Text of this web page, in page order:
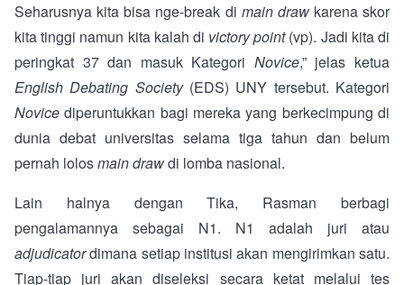
Seharusnya kita bisa nge-break di main drawkarena skor
kita tinggi namun kita kalah di victory point(vp). Jadi kita di
peringkat 37 dan masuk Kategori Novice,” jelas ketua
English Debating Society(EDS) UNY tersebut. Kategori
Novicediperuntukkan bagi mereka yang berkecimpung di
dunia debat universitas selama tiga tahun dan belum
pernah lolosmain drawdi lomba nasional.
Lain halnya dengan Tika, Rasman berbagi
pengalamannya sebagai N1. N1 adalah juri atau
adjudicatordimana setiap institusi akan mengirimkan satu.
Tiap-tiap juri akan diseleksi secara ketat melalui tes